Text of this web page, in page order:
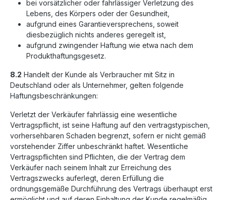
bei vorsätzlicher oder fahrlässiger Verletzung des
Lebens, des Körpers oder der Gesundheit,
aufgrund eines Garantieversprechens, soweit
diesbezüglich nichts anderes geregelt ist,
aufgrund zwingender Haftung wie etwa nach dem
Produkthaftungsgesetz.
8.2 Handelt der Kunde als Verbraucher mit Sitz in
Deutschland oder als Unternehmer, gelten folgende
Haftungsbeschränkungen:
Verletzt der Verkäufer fahrlässig eine wesentliche
Vertragspflicht, ist seine Haftung auf den vertragstypischen,
vorhersehbaren Schaden begrenzt, sofern er nicht gemäß
vorstehender Ziffer unbeschränkt haftet. Wesentliche
Vertragspflichten sind Pflichten, die der Vertrag dem
Verkäufer nach seinem Inhalt zur Erreichung des
Vertragszwecks auferlegt, deren Erfüllung die
ordnungsgemäße Durchführung des Vertrags überhaupt erst